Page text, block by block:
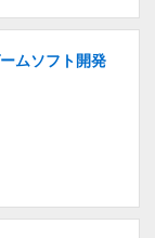
ムソフト開発